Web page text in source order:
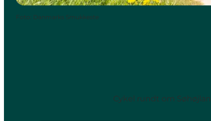
Foto: Danmarks Smukkeste
Cykel rundt om